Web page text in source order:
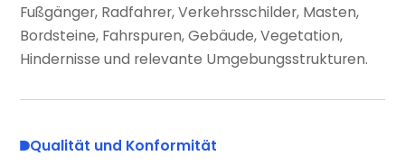
Fußgänger, Radfahrer, Verkehrsschilder, Masten,
Bordsteine, Fahrspuren, Gebäude, Vegetation,
Hindernisse und relevante Umgebungsstrukturen.
Qualität und Konformität